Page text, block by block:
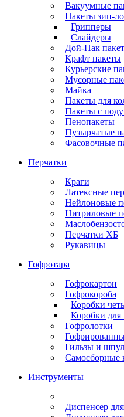
Вакуумные
Пакеты зип-
Грипперы
Слайдеры
Дой-Пак
Крафт пакеты
Курьерские
Мусорные
Майка
Пакеты для
Пакеты с
Пенопакеты
Пузырчатые
Фасовочные
Перчатки
Краги
Латексные
Нейлоновые
Нитриловые
Перчатки ХБ
Рукавицы
Гофротара
Гофрокартон
Гофрокороба
Коробки
Коробки
Гофролотки
Гильзы и
Самосборные
Инструменты
Диспенсер